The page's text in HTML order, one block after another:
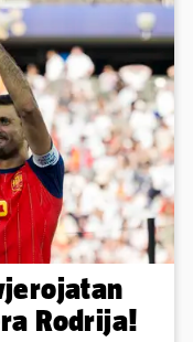
Rodrija!